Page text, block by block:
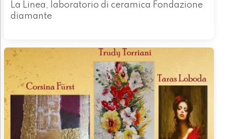
La Linea, laboratorio di ceramica Fondazione
diamante